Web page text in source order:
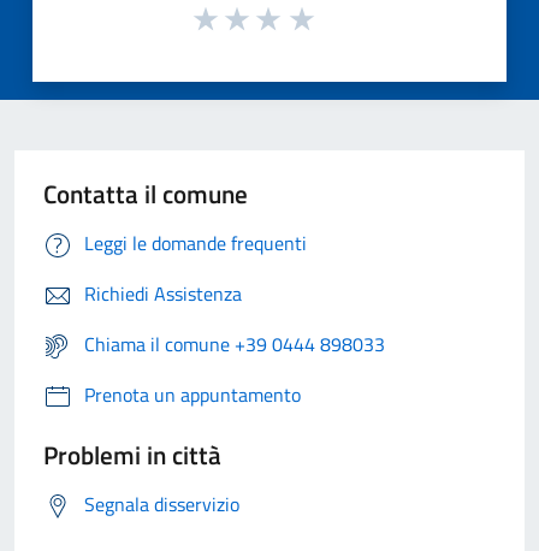
Contatta il comune
Leggi le domande frequenti
Richiedi Assistenza
Chiama il comune +39 0444 898033
Prenota un appuntamento
Problemi in città
Segnala disservizio